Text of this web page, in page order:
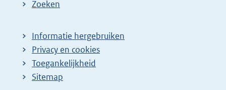
Zoeken
Informatie hergebruiken
Privacy en cookies
Toegankelijkheid
Sitemap